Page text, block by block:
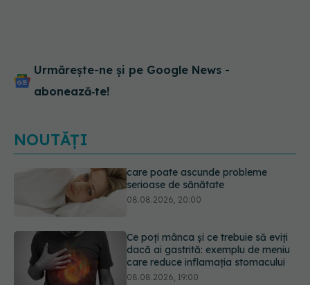
Urmărește-ne și pe Google News -
abonează‑te!
NOUTĂȚI
Ce poți mânca și ce trebuie să eviți
dacă ai gastrită: exemplu de meniu
Microplasticele pot traversa bariera
placentară și modifica hormonii